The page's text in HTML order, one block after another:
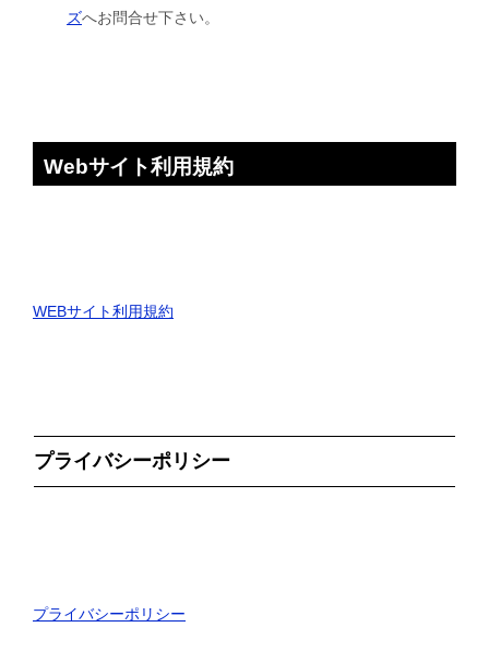
ズへお問合せ下さい。
Webサイト利用規約
WEBサイト利用規約
プライバシーポリシー
プライバシーポリシー